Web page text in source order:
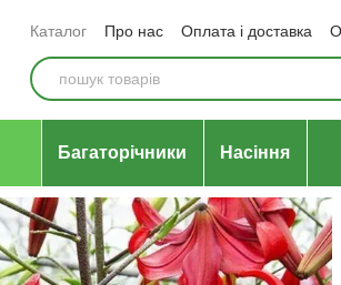
Каталог Про нас Оплата і доставка
Відгуки про магазин
Угода
Багаторічники Насіння